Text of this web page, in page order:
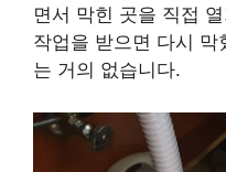
면서 막힌 곳을 직접
작업을 받으면 다시
는 거의 없습니다.